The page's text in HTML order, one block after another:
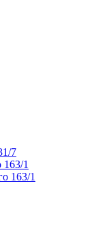
7
1
163/1